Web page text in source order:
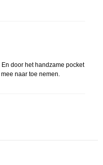
door het handzame pocket
naar toe nemen.